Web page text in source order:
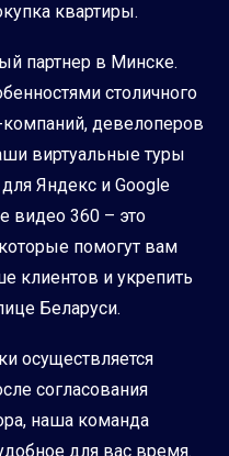
квартиры.
партнер в Минске.
столичного
девелоперов
виртуальные туры
Яндекс и Google
видео 360 – это
помогут вам
клиентов и укрепить
Беларуси.
осуществляется
согласования
наша команда
для вас время.